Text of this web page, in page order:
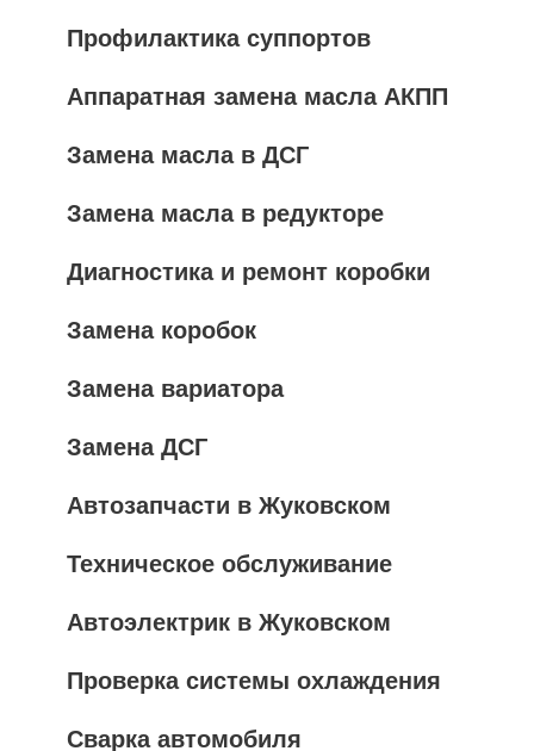
Профилактика суппортов
Аппаратная замена масла АКПП
Замена масла в ДСГ
Замена масла в редукторе
Диагностика и ремонт коробки
Замена коробок
Замена вариатора
Замена ДСГ
Автозапчасти в Жуковском
Техническое обслуживание
Автоэлектрик в Жуковском
Проверка системы охлаждения
Сварка автомобиля